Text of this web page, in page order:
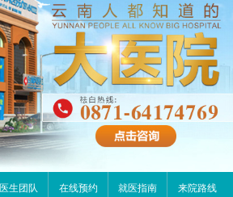
医生团队 在线预约 就医指南 来院路线